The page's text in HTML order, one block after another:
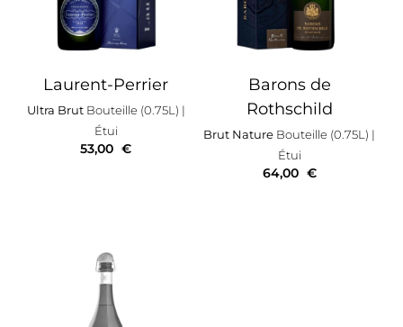
Laurent-Perrier
Ultra Brut Bouteille (0.75L) |
Étui
53,00 €
Barons de
Rothschild
Brut Nature Bouteille (0.75L) |
Étui
64,00 €